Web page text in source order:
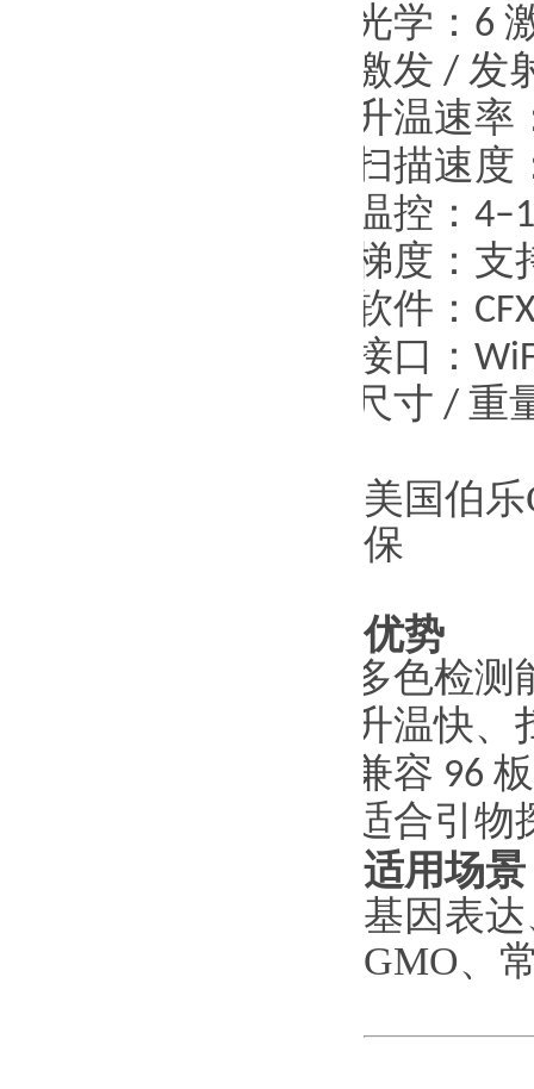
光学： 6
激发 / 发
升温速率
扫描速度
温控：
梯度：支
软件：
接口：
尺寸 / 重
美国伯
保
优势
多色检测
升温快、
兼容 96
适合引物
适用场景
基因表
GMO、